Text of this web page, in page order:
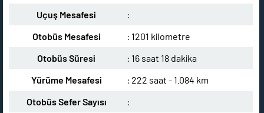
Uçuş Mesafesi
:
Otobüs Mesafesi
: 1201 kilometre
Otobüs Süresi
: 16 saat 18 dakika
Yürüme Mesafesi
: 222 saat - 1.084 km
Otobüs Sefer Sayısı
: